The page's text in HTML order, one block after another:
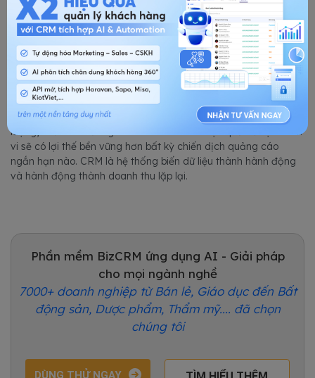
Kết luận
Quản lý khách hàng thân thiết bằng CRM không còn là lợi thế
cạnh tranh của riêng các chuỗi khách sạn quốc tế đây đang
trở thành tiêu chuẩn vận hành tối thiểu để tồn tại trong bối
cảnh cạnh tranh ngày càng khốc liệt từ OTA và các đối thủ
mới gia nhập thị trường.
Khách sạn nào xây dựng được tệp khách hàng thân thiết chất
lượng, chăm sóc đúng cách và khai thác hiệu quả dữ liệu hành
vi sẽ có lợi thế bền vững hơn bất kỳ chiến dịch quảng cáo
ngắn hạn nào. CRM là hệ thống biến dữ liệu thành hành động
và hành động thành doanh thu lặp lại.
Phần mềm BizCRM ứng dụng AI - Giải pháp
cho mọi ngành nghề
7000+ doanh nghiệp từ Bán lẻ, Giáo dục đến Bất
động sản, Dược phẩm, Thẩm mỹ.... đã chọn
chúng tôi
DÙNG THỬ NGAY